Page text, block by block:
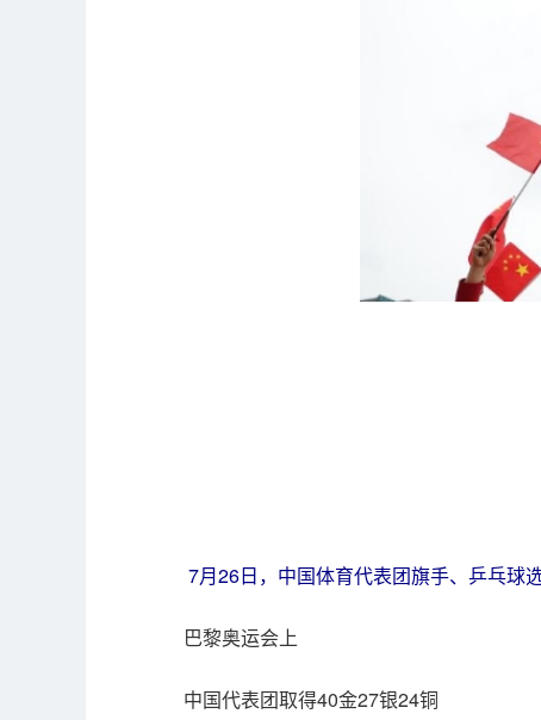
7月26日，中国体育代表团旗手、乒乓球
巴黎奥运会上
中国代表团取得40金27银24铜